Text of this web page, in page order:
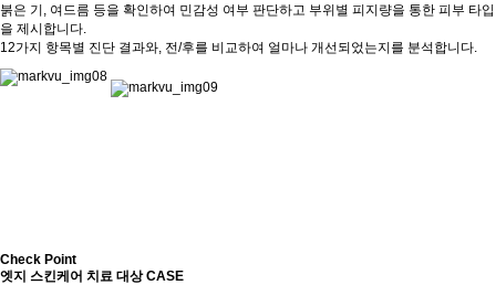
붉은 기, 여드름 등을 확인하여 민감성 여부 판단하고 부위별 피지량을 통한 피부 타입
을 제시합니다.
12가지 항목별 진단 결과와, 전/후를 비교하여 얼마나 개선되었는지를 분석합니다.
Check Point
엣지 스킨케어 치료 대상 CASE